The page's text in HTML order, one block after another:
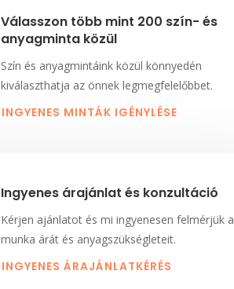
Válasszon több mint 200 szín- és
anyagminta közül
Szín és anyagmintáink közül könnyedén
kiválaszthatja az önnek legmegfelelőbbet.
INGYENES MINTÁK IGÉNYLÉSE
Ingyenes árajánlat és konzultáció
Kérjen ajánlatot és mi ingyenesen felmérjük a
munka árát és anyagszükségleteit.
INGYENES ÁRAJÁNLATKÉRÉS